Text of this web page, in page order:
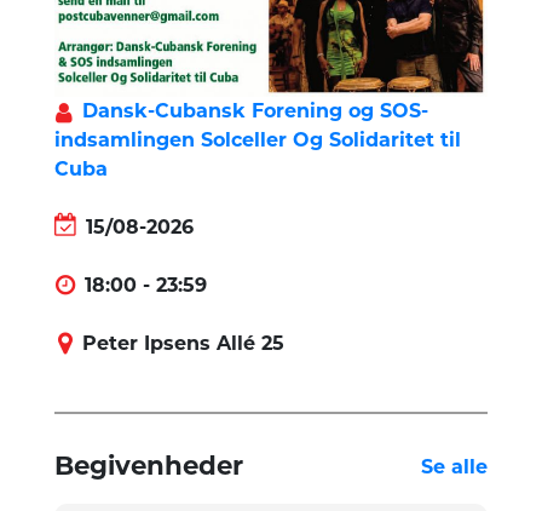
Dansk-Cubansk Forening og SOS-
indsamlingen Solceller Og Solidaritet til
Cuba
15/08-2026
18:00 - 23:59
Peter Ipsens Allé 25
Begivenheder Se alle